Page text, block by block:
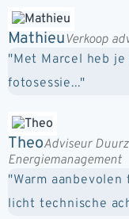
MathieuVerkoop
"Met Marcel heb
fotosessie..."
TheoAdviseur
Energiemanagement
"Warm
licht technische